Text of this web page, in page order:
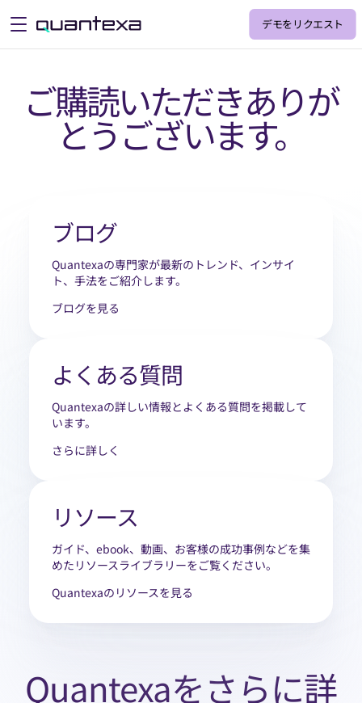
open menu デモをリクエスト
ご購読いただきありが
とうございます。
ブログ
Quantexaの専門家が最新のトレンド、インサイ
ト、手法をご紹介します。
ブログを見る
よくある質問
Quantexaの詳しい情報とよくある質問を掲載して
います。
さらに詳しく
リソース
ガイド、ebook、動画、お客様の成功事例などを集
めたリソースライブラリーをご覧ください。
Quantexaのリソースを見る
Quantexaをさらに詳